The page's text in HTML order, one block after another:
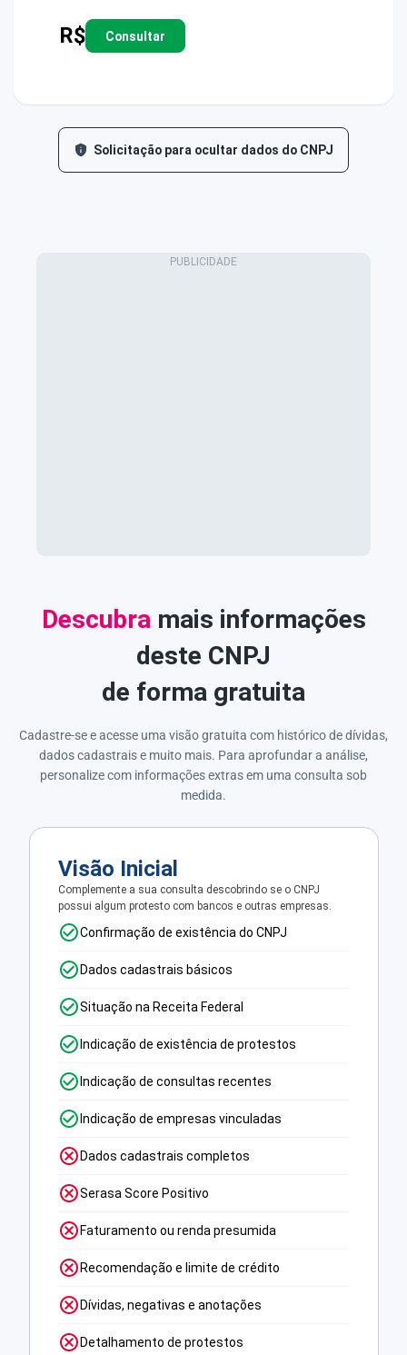
R$ Consultar
Solicitação para ocultar dados do CNPJ
Descubra mais informações
deste CNPJ
de forma gratuita
Cadastre-se e acesse uma visão gratuita com histórico de dívidas,
dados cadastrais e muito mais. Para aprofundar a análise,
personalize com informações extras em uma consulta sob
medida.
Visão Inicial
Complemente a sua consulta descobrindo se o CNPJ
possui algum protesto com bancos e outras empresas.
Confirmação de existência do CNPJ
Dados cadastrais básicos
Situação na Receita Federal
Indicação de existência de protestos
Indicação de consultas recentes
Indicação de empresas vinculadas
Dados cadastrais completos
Serasa Score Positivo
Faturamento ou renda presumida
Recomendação e limite de crédito
Dívidas, negativas e anotações
Detalhamento de protestos